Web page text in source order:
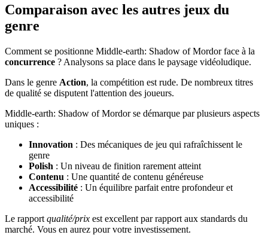
Comparaison avec les autres jeux du
genre
Comment se positionne Middle-earth: Shadow of Mordor face à la
concurrence ? Analysons sa place dans le paysage vidéoludique.
Dans le genre Action, la compétition est rude. De nombreux titres
de qualité se disputent l'attention des joueurs.
Middle-earth: Shadow of Mordor se démarque par plusieurs aspects
uniques :
Innovation : Des mécaniques de jeu qui rafraîchissent le
genre
Polish : Un niveau de finition rarement atteint
Contenu : Une quantité de contenu généreuse
Accessibilité : Un équilibre parfait entre profondeur et
accessibilité
Le rapport qualité/prix est excellent par rapport aux standards du
marché. Vous en aurez pour votre investissement.